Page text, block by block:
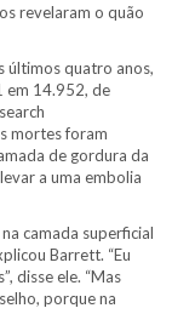
revelaram o quão
últimos quatro anos,
em 14.952, de
mortes foram
de gordura da
a uma embolia
camada superficial
Barrett. “Eu
disse ele. “Mas
porque na